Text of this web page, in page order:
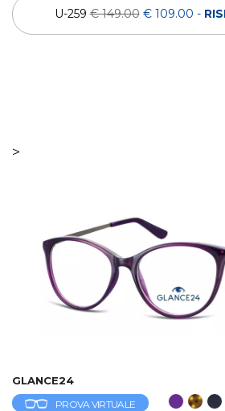
U-259€ 149.00 € 109.00 -
>
GLANCE24
PROVA VIRTUALE